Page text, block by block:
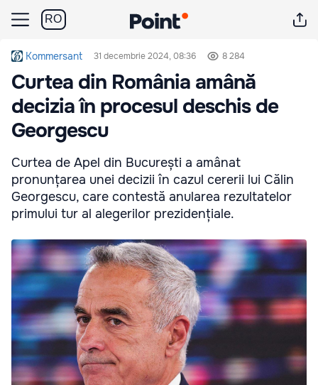
RO
Kommersant 31 decembrie 2024, 08:36 8 284
Curtea din România amână
decizia în procesul deschis de
Georgescu
Curtea de Apel din București a amânat
pronunțarea unei decizii în cazul cererii lui Călin
Georgescu, care contestă anularea rezultatelor
primului tur al alegerilor prezidențiale.